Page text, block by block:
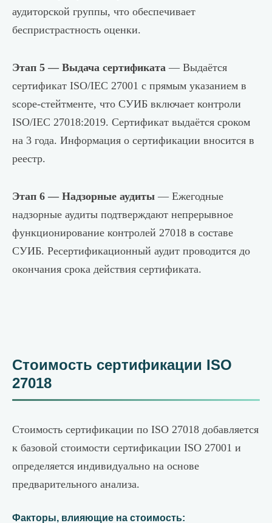
аудиторской группы, что обеспечивает
беспристрастность оценки.
Этап 5 — Выдача сертификата — Выдаётся
сертификат ISO/IEC 27001 с прямым указанием в
scope-стейтменте, что СУИБ включает контроли
ISO/IEC 27018:2019. Сертификат выдаётся сроком
на 3 года. Информация о сертификации вносится в
реестр.
Этап 6 — Надзорные аудиты — Ежегодные
надзорные аудиты подтверждают непрерывное
функционирование контролей 27018 в составе
СУИБ. Ресертификационный аудит проводится до
окончания срока действия сертификата.
Стоимость сертификации ISO
27018
Стоимость сертификации по ISO 27018 добавляется
к базовой стоимости сертификации ISO 27001 и
определяется индивидуально на основе
предварительного анализа.
Факторы, влияющие на стоимость: